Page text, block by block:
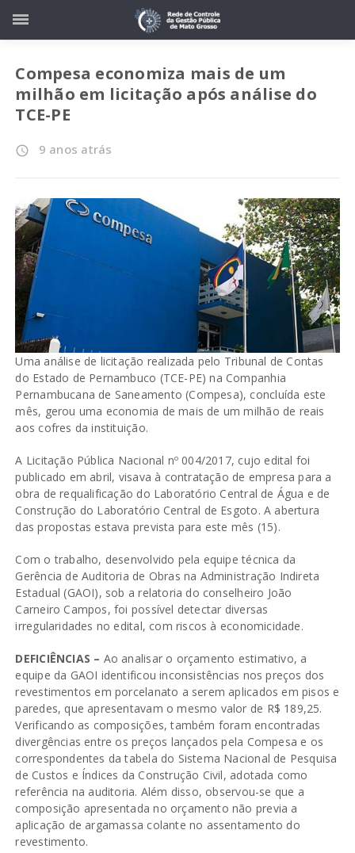
Compesa economiza mais de um
milhão em licitação após análise do
TCE-PE
access_time 9 anos atrás
Uma análise de licitação realizada pelo Tribunal de Contas
do Estado de Pernambuco (TCE-PE) na Companhia
Pernambucana de Saneamento (Compesa), concluída este
mês, gerou uma economia de mais de um milhão de reais
aos cofres da instituição.
A Licitação Pública Nacional nº 004/2017, cujo edital foi
publicado em abril, visava à contratação de empresa para a
obra de requalificação do Laboratório Central de Água e de
Construção do Laboratório Central de Esgoto. A abertura
das propostas estava prevista para este mês (15).
Com o trabalho, desenvolvido pela equipe técnica da
Gerência de Auditoria de Obras na Administração Indireta
Estadual (GAOI), sob a relatoria do conselheiro João
Carneiro Campos, foi possível detectar diversas
irregularidades no edital, com riscos à economicidade.
DEFICIÊNCIAS – Ao analisar o orçamento estimativo, a
equipe da GAOI identificou inconsistências nos preços dos
revestimentos em porcelanato a serem aplicados em pisos e
paredes, que apresentavam o mesmo valor de R$ 189,25.
Verificando as composições, também foram encontradas
divergências entre os preços lançados pela Compesa e os
correspondentes da tabela do Sistema Nacional de Pesquisa
de Custos e Índices da Construção Civil, adotada como
referência na auditoria. Além disso, observou-se que a
composição apresentada no orçamento não previa a
aplicação de argamassa colante no assentamento do
revestimento.